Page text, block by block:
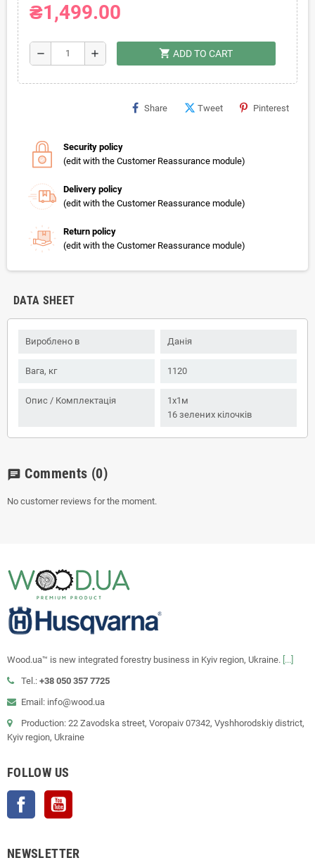
₴1,499.00
remove add shopping_cart ADD TO CART
Share Tweet Pinterest
Security policy
(edit with the Customer Reassurance module)
Delivery policy
(edit with the Customer Reassurance module)
Return policy
(edit with the Customer Reassurance module)
DATA SHEET
Вироблено в Данія
Вага, кг 1120
Опис / Комплектація
1х1м
16 зелених кілочків
chat Comments (0)
No customer reviews for the moment.
Wood.ua™ is new integrated forestry business in Kyiv region, Ukraine. [...]
Tel.: +38 050 357 7725
Email: info@wood.ua
Production: 22 Zavodska street, Voropaiv 07342, Vyshhorodskiy district,
Kyiv region, Ukraine
FOLLOW US
Facebook
NEWSLETTER